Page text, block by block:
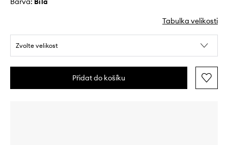
Tabulka velikosti
Zvolte velikost
Přidat do košíku